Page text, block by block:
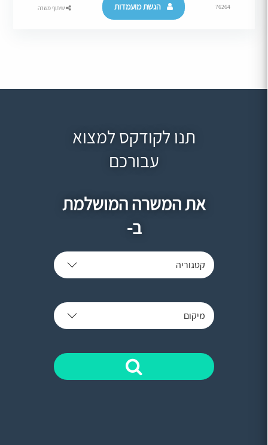
76264 הגשת מועמדות שיתוף משרה
תנו לקודקס למצוא
עבורכם
את המשרה המושלמת
ב-
קטגוריה
מיקום